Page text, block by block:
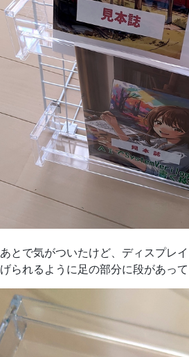
あとで気がついたけど、ディスプレ
げられるように足の部分に段があっ